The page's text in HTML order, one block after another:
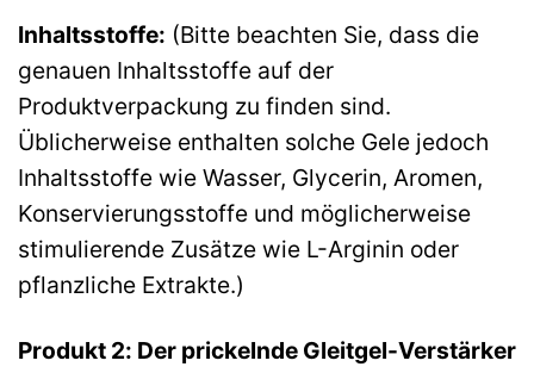
Inhaltsstoffe: (Bitte beachten Sie, dass die
genauen Inhaltsstoffe auf der
Produktverpackung zu finden sind.
Üblicherweise enthalten solche Gele jedoch
Inhaltsstoffe wie Wasser, Glycerin, Aromen,
Konservierungsstoffe und möglicherweise
stimulierende Zusätze wie L-Arginin oder
pflanzliche Extrakte.)
Produkt 2: Der prickelnde Gleitgel-Verstärker